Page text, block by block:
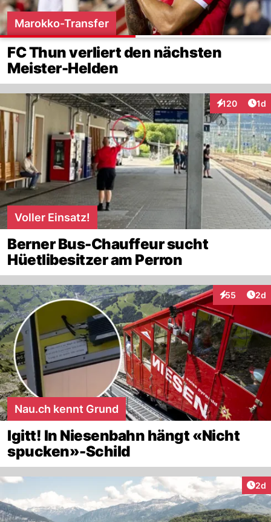
Marokko-Transfer
FC Thun verliert den nächsten
Meister-Helden
120
Interaktionen
1d
Voller Einsatz!
Berner Bus-Chauffeur sucht
Hüetlibesitzer am Perron
55
Interaktionen
2d
Nau.ch kennt Grund
Igitt! In Niesenbahn hängt «Nicht
spucken»-Schild
2d